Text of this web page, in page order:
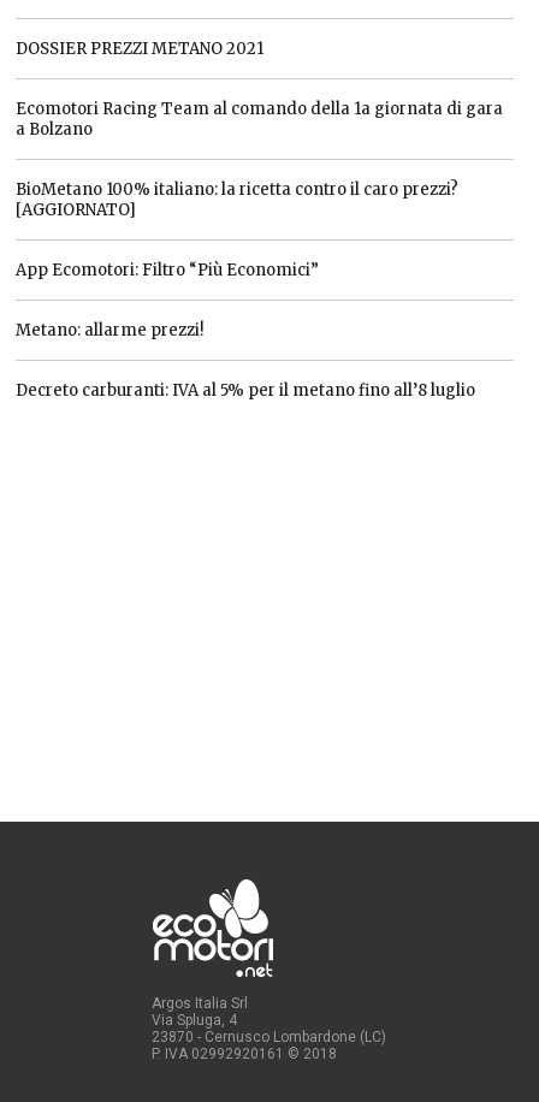
DOSSIER PREZZI METANO 2021
Ecomotori Racing Team al comando della 1a giornata di gara
a Bolzano
BioMetano 100% italiano: la ricetta contro il caro prezzi?
[AGGIORNATO]
App Ecomotori: Filtro “Più Economici”
Metano: allarme prezzi!
Decreto carburanti: IVA al 5% per il metano fino all’8 luglio
Argos Italia Srl
Via Spluga, 4
23870 - Cernusco Lombardone (LC)
P. IVA 02992920161 © 2018